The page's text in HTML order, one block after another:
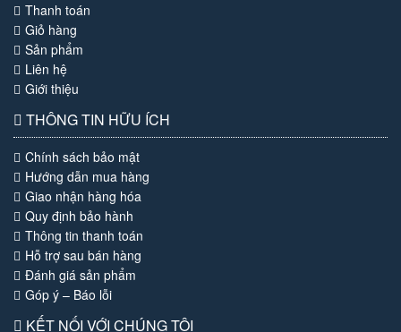
Thanh toán
Giỏ hàng
Sản phẩm
Liên hệ
Giới thiệu
THÔNG TIN HỮU ÍCH
Chính sách bảo mật
Hướng dẫn mua hàng
Giao nhận hàng hóa
Quy định bảo hành
Thông tin thanh toán
Hỗ trợ sau bán hàng
Đánh giá sản phẩm
Góp ý – Báo lỗi
KẾT NỐI VỚI CHÚNG TÔI